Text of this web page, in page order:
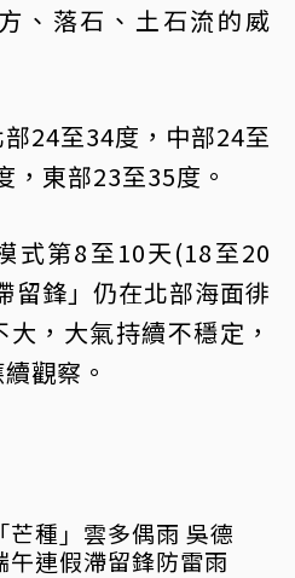
、落石、土石流的威
24至34度，中部24至
，東部23至35度。
式第8至10天(18至20
留鋒」仍在北部海面徘
，大氣持續不穩定，
觀察。
芒種」雲多偶雨 吳德
午連假滯留鋒防雷雨